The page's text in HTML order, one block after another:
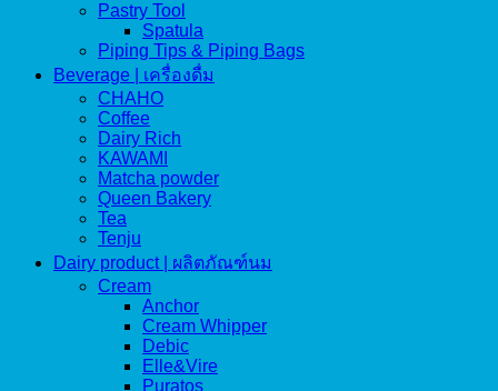
Pastry Tool
Spatula
Piping Tips & Piping Bags
Beverage | เครื่องดื่ม
CHAHO
Coffee
Dairy Rich
KAWAMI
Matcha powder
Queen Bakery
Tea
Tenju
Dairy product | ผลิตภัณฑ์นม
Cream
Anchor
Cream Whipper
Debic
Elle&Vire
Puratos